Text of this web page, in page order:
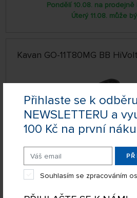
Přihlaste se k odběru
NEWSLETTERU a
100 Kč na první
Souhlasím se zpracováním
Pondělí 10.08. na
Úterý 11.08. může
Kavan GO-11T80MG BB